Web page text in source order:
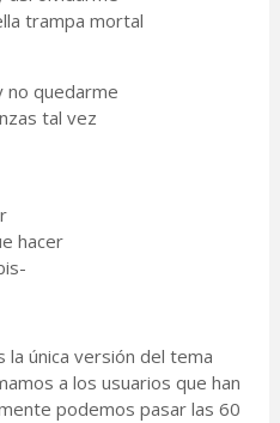
trampa mortal
no quedarme
tal vez
hacer
la única versión del tema
a los usuarios que han
podemos pasar las 60